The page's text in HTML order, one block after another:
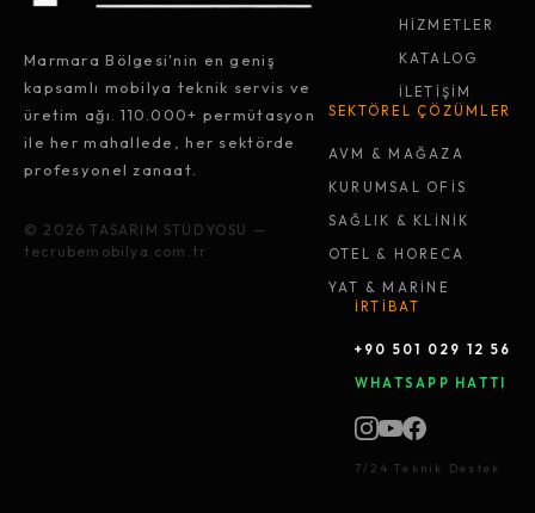
Marmara Bölgesi'nin en geniş
kapsamlı mobilya teknik servis ve
üretim ağı. 110.000+ permütasyon
ile her mahallede, her sektörde
profesyonel zanaat.
© 2026 TASARIM STÜDYOSU —
tecrubemobilya.com.tr
HİZMETLER
KATALOG
İLETİŞİM
SEKTÖREL ÇÖZÜMLER
AVM & MAĞAZA
KURUMSAL OFİS
SAĞLIK & KLİNİK
OTEL & HORECA
YAT & MARİNE
İRTİBAT
+90 501 029 12 56
WHATSAPP HATTI
7/24 Teknik Destek